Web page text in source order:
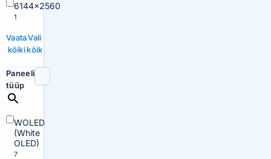
6144×2560
1
Vaata
kõiki
Vali
kõik
Paneeli
tüüp
WOLED
(White
OLED)
7